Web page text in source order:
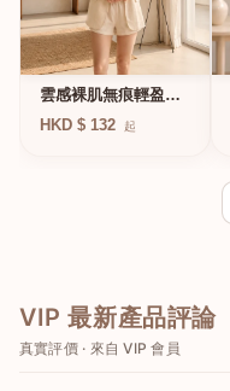
雲感裸肌無痕輕盈無
鋼圈內衣
HKD $ 132 起
VIP 最新產品評論
真實評價 · 來自 VIP 會員